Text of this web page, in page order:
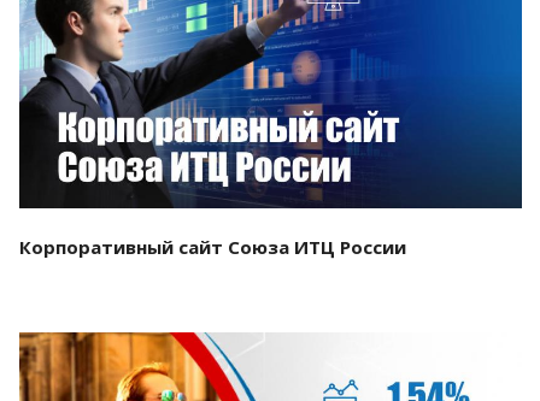
Смотреть проект
Корпоративный сайт Союза ИТЦ России